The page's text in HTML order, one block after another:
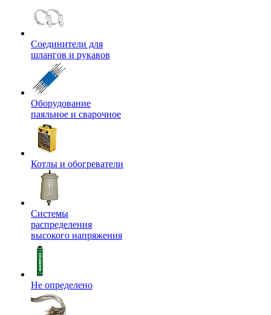
Соединители для
шлангов и рукавов
Оборудование
паяльное и сварочное
Котлы и обогреватели
Системы
распределения
высокого напряжения
Не определено